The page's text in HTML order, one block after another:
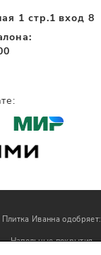
1 стр.1 вход 8
Плитка Иванна одобряет:
Напольные покрытия